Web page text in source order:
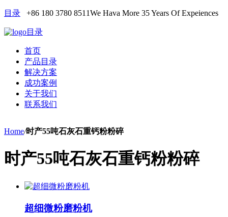
目录 +86 180 3780 8511We Hava More 35 Years Of Expeiences
目录
首页
产品目录
解决方案
成功案例
关于我们
联系我们
Home/时产55吨石灰石重钙粉粉碎
时产55吨石灰石重钙粉粉碎
超细微粉磨粉机